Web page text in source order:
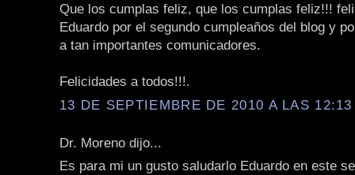
Que los cumplas feliz, que los cumplas feliz!!!
Eduardo por el segundo cumpleaños del blog y
a tan importantes comunicadores.
Felicidades a todos!!!.
13 DE SEPTIEMBRE DE 2010 A LAS 12:13
Dr. Moreno dijo...
Es para mi un gusto saludarlo Eduardo en este